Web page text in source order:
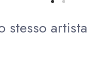
stesso artista